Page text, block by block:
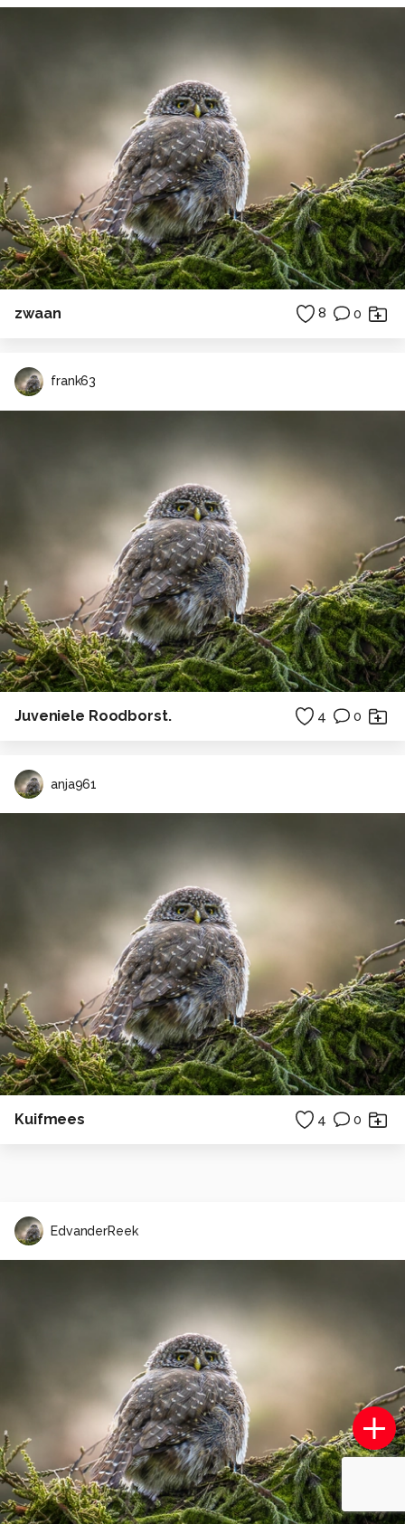
zwaan 8 0
frank63
Juveniele Roodborst. 4 0
anja961
Kuifmees 4 0
EdvanderReek